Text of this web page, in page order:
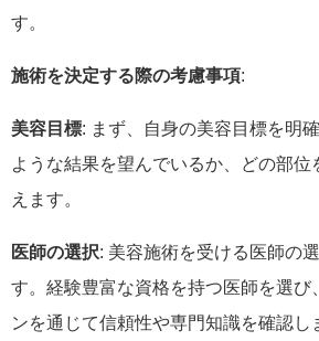
す。
施術を決定する際の考慮事項:
美容目標: まず、自身の美容目標を明
ような結果を望んでいるか、どの部
えます。
医師の選択: 美容施術を受ける医師の
す。経験豊富な資格を持つ医師を選び
ンを通じて信頼性や専門知識を確認し